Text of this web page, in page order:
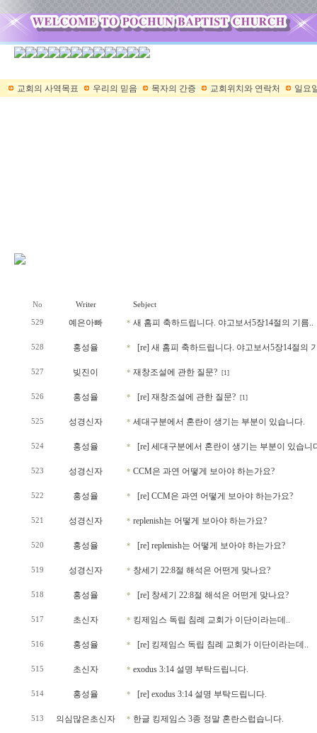
No Writer Sebject
529 예은아빠 * 새 홈피 축하드립니다. 야고보서5장14절의 기름..
528 홍성율 * [re] 새 홈피 축하드립니다. 야고보서5장14절의
527 빚진이 * 재창조설에 관한 질문? [1]
526 홍성율 * [re] 재창조설에 관한 질문? [1]
525 성경신자 * 세대구분에서 혼란이 생기는 부분이 있습니다.
524 홍성율 * [re] 세대구분에서 혼란이 생기는 부분이 있습니
523 성경신자 * CCM은 과연 어떻게 보아야 하는가요?
522 홍성율 * [re] CCM은 과연 어떻게 보아야 하는가요?
521 성경신자 * replenish는 어떻게 보아야 하는가요?
520 홍성율 * [re] replenish는 어떻게 보아야 하는가요?
519 성경신자 * 창세기 22:8절 해석은 어떤게 맞나요?
518 홍성율 * [re] 창세기 22:8절 해석은 어떤게 맞나요?
517 초신자 * 킹제임스 독립 침례 교회가 이단이라는데..
516 홍성율 * [re] 킹제임스 독립 침례 교회가 이단이라는데..
515 초신자 * exodus 3:14 설명 부탁드립니다.
514 홍성율 * [re] exodus 3:14 설명 부탁드립니다.
513 의심많은초신자 * 한글 킹제임스 3종 정말 혼란스럽습니다.
교회의 사역목표 우리의 믿음 목자의 간증 교회위치와 연락처 일요